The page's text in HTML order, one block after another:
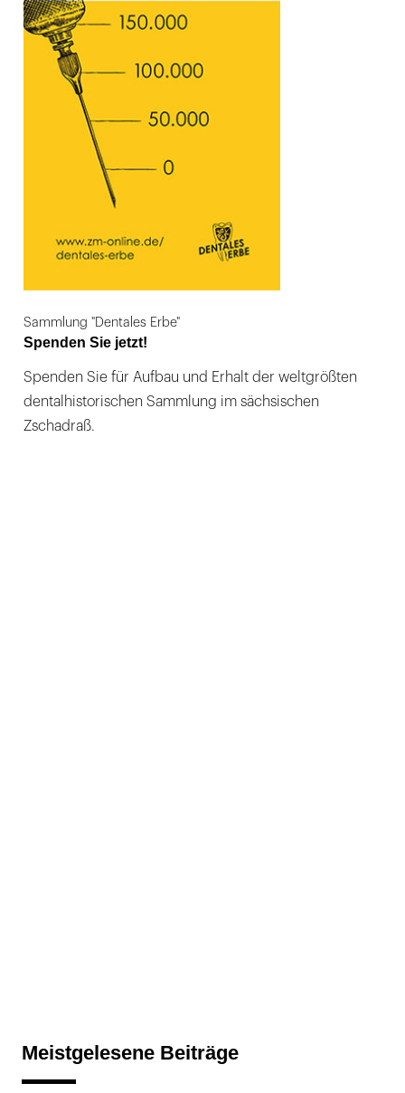
Sammlung "Dentales Erbe"
Spenden Sie jetzt!
Spenden Sie für Aufbau und Erhalt der weltgrößten
dentalhistorischen Sammlung im sächsischen
Zschadraß.
Meistgelesene Beiträge